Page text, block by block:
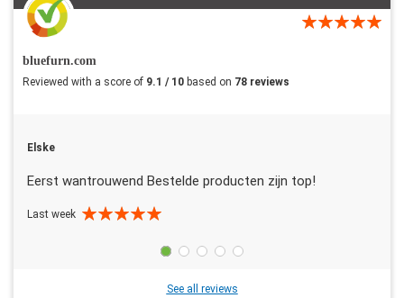
bluefurn.com
Reviewed with a score of 9.1 / 10 based on 78 reviews
Elske
Eerst wantrouwend Bestelde producten zijn top!
Last week
See all reviews